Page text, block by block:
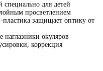
для детей
просветлением
защищает оптику от
окуляров
коррекция